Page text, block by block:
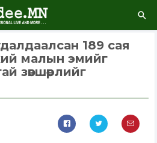
189 сая
малын эмийг
зөвшөөрлийг